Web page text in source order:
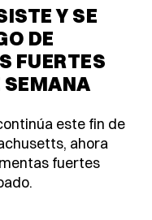
Y SE
DE
FUERTES
SEMANA
este fin de
ahora
fuertes